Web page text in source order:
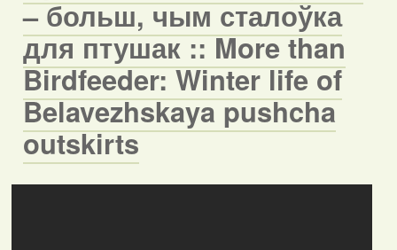
– больш, чым сталоўка
для птушак :: More than
Birdfeeder: Winter life of
Belavezhskaya pushcha
outskirts